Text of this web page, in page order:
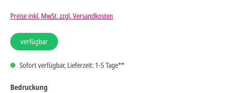
Preise inkl. MwSt. zzgl. Versandkosten
verfügbar
Sofort verfügbar, Lieferzeit: 1-5 Tage**
Bedruckung